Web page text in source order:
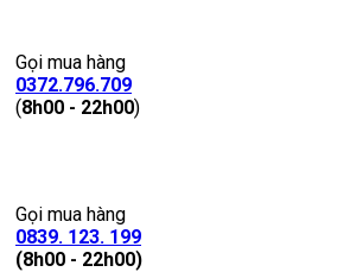
Gọi mua hàng
0372.796.709
(8h00 - 22h00)
Gọi mua hàng
0839. 123. 199
(8h00 - 22h00)